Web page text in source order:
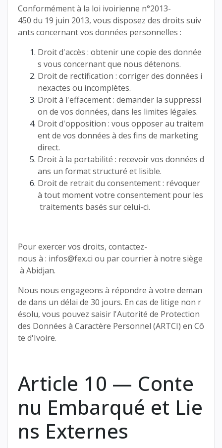
Conformément à la loi ivoirienne n°2013-
450 du 19 juin 2013, vous disposez des droits suiv
ants concernant vos données personnelles :
Droit d'accès : obtenir une copie des donnée
s vous concernant que nous détenons.
Droit de rectification : corriger des données i
nexactes ou incomplètes.
Droit à l'effacement : demander la suppressi
on de vos données, dans les limites légales.
Droit d'opposition : vous opposer au traitem
ent de vos données à des fins de marketing
direct.
Droit à la portabilité : recevoir vos données d
ans un format structuré et lisible.
Droit de retrait du consentement : révoquer
à tout moment votre consentement pour les
traitements basés sur celui-ci.
Pour exercer vos droits, contactez-
nous à : infos@fex.ci ou par courrier à notre siège
à Abidjan.
Nous nous engageons à répondre à votre deman
de dans un délai de 30 jours. En cas de litige non r
ésolu, vous pouvez saisir l'Autorité de Protection
des Données à Caractère Personnel (ARTCI) en Cô
te d'Ivoire.
Article 10 — Conte
nu Embarqué et Lie
ns Externes